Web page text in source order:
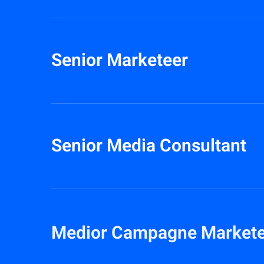
Senior Marketeer
Senior Media Consultant
Medior Campagne